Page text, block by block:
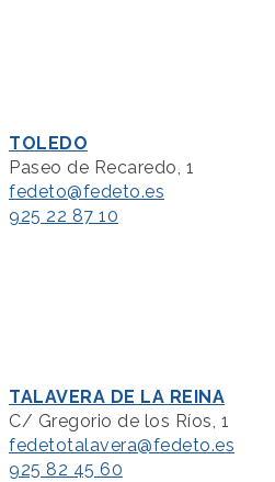
TOLEDO
Paseo de Recaredo, 1
fedeto@fedeto.es
925 22 87 10
TALAVERA DE LA REINA
C/ Gregorio de los Ríos, 1
fedetotalavera@fedeto.es
925 82 45 60